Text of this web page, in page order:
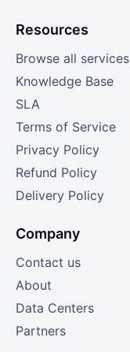
Resources
Browse all services
Knowledge Base
SLA
Terms of Service
Privacy Policy
Refund Policy
Delivery Policy
Company
Contact us
About
Data Centers
Partners